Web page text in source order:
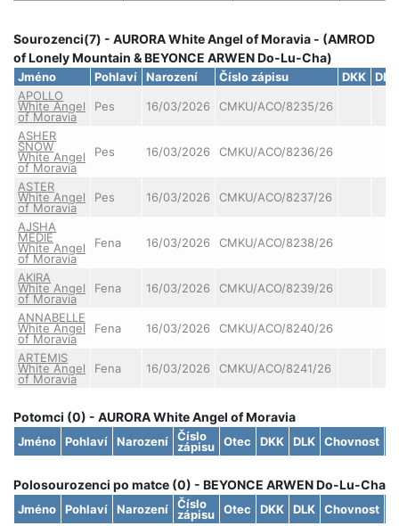
Sourozenci(7) - AURORA White Angel of Moravia - (AMROD
of Lonely Mountain & BEYONCE ARWEN Do-Lu-Cha)
Jméno Pohlaví Narození Číslo zápisu DKK
DLK
APOLLO
White Angel
of Moravia
Pes 16/03/2026 CMKU/ACO/8235/26
ASHER
SNOW
White Angel
of Moravia
Pes 16/03/2026 CMKU/ACO/8236/26
ASTER
White Angel
of Moravia
Pes 16/03/2026 CMKU/ACO/8237/26
AJSHA
MEDIE
White Angel
of Moravia
Fena 16/03/2026 CMKU/ACO/8238/26
AKIRA
White Angel
of Moravia
Fena 16/03/2026 CMKU/ACO/8239/26
ANNABELLE
White Angel
of Moravia
Fena 16/03/2026 CMKU/ACO/8240/26
ARTEMIS
White Angel
of Moravia
Fena 16/03/2026 CMKU/ACO/8241/26
Potomci (0) - AURORA White Angel of Moravia
Jméno Pohlaví Narození Číslo
zápisu Otec DKK DLK Chovnost
Polosourozenci po matce (0) - BEYONCE ARWEN Do-Lu-Cha
Jméno Pohlaví Narození Číslo
zápisu Otec DKK DLK Chovnost